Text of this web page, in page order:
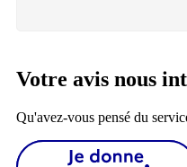
Votre avis nous
Qu'avez-vous pensé du